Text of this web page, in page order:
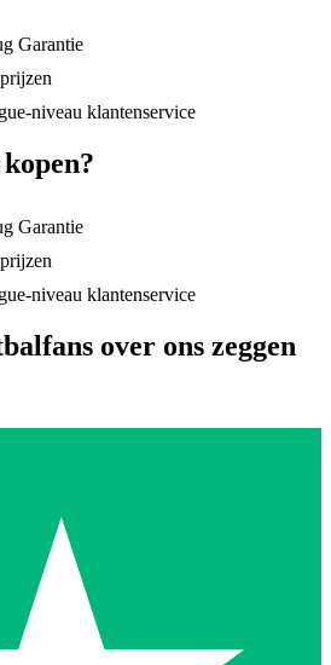
Garantie
niveau klantenservice
Garantie
niveau klantenservice
over ons zeggen